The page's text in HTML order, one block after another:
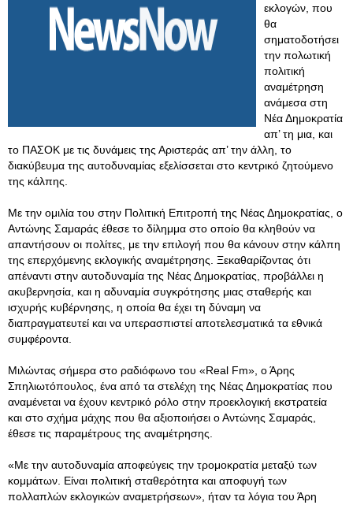
εκλογών, που
θα
σηματοδοτήσει
την πολωτική
πολιτική
αναμέτρηση
ανάμεσα στη
Νέα Δημοκρατία
απ’ τη μια, και
το ΠΑΣΟΚ με τις δυνάμεις της Αριστεράς απ’ την άλλη, το
διακύβευμα της αυτοδυναμίας εξελίσσεται στο κεντρικό ζητούμενο
της κάλπης.
Με την ομιλία του στην Πολιτική Επιτροπή της Νέας Δημοκρατίας, ο
Αντώνης Σαμαράς έθεσε το δίλημμα στο οποίο θα κληθούν να
απαντήσουν οι πολίτες, με την επιλογή που θα κάνουν στην κάλπη
της επερχόμενης εκλογικής αναμέτρησης. Ξεκαθαρίζοντας ότι
απέναντι στην αυτοδυναμία της Νέας Δημοκρατίας, προβάλλει η
ακυβερνησία, και η αδυναμία συγκρότησης μιας σταθερής και
ισχυρής κυβέρνησης, η οποία θα έχει τη δύναμη να
διαπραγματευτεί και να υπερασπιστεί αποτελεσματικά τα εθνικά
συμφέροντα.
Μιλώντας σήμερα στο ραδιόφωνο του «Real Fm», ο Άρης
Σπηλιωτόπουλος, ένα από τα στελέχη της Νέας Δημοκρατίας που
αναμένεται να έχουν κεντρικό ρόλο στην προεκλογική εκστρατεία
και στο σχήμα μάχης που θα αξιοποιήσει ο Αντώνης Σαμαράς,
έθεσε τις παραμέτρους της αναμέτρησης.
«Με την αυτοδυναμία αποφεύγεις την τρομοκρατία μεταξύ των
κομμάτων. Είναι πολιτική σταθερότητα και αποφυγή των
πολλαπλών εκλογικών αναμετρήσεων», ήταν τα λόγια του Άρη